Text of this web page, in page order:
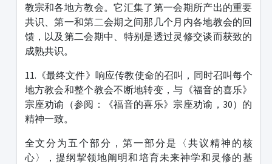
教宗和各地方教会。它汇集了第一会期所产出的重要
共识、第一和第二会期之间那几个月内各地教会的回
馈，以及第二会期中、特别是透过灵修交谈而获致的
成熟共识。
11.《最终文件》响应传教使命的召叫，同时召叫每个
地方教会和整个教会不断地转变，与《福音的喜乐》
宗座劝谕（参阅：《福音的喜乐》宗座劝谕，30）的
精神一致。
全文分为五个部分，第一部分是〈共议精神的核
心〉，提纲挈领地阐明和培育未来神学和灵修的基